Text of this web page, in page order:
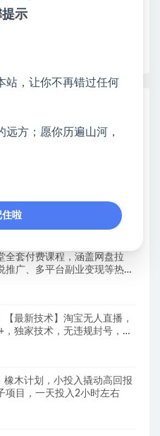
程似锦！
智能数据与流量平台日收
流量变现新项目
轻松日入四位数
全套付费课程，涵盖网盘拉
推广、多平台副业变现等热门
【最新技术】淘宝无人直播，
，独家技术，无违规封号，可
橡木计划，小投入撬动高回报
项目，一天投入2小时左右
示
站，让你不再错过任何
方；愿你历遍山河，
住啦